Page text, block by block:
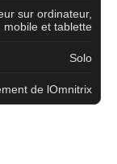
sur ordinateur,
mobile et tablette
Solo
de lOmnitrix